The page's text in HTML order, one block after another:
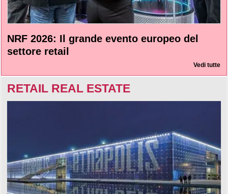
NRF 2026: Il grande evento europeo del
settore retail
Vedi tutte
RETAIL REAL ESTATE